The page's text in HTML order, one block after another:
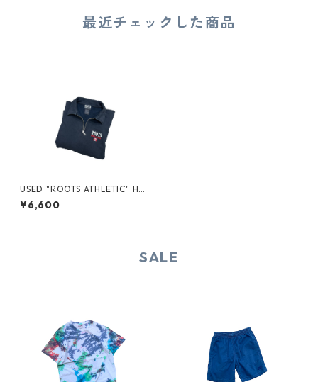
最近チェックした商品
USED "ROOTS ATHLETIC" HA
LF-ZIP SWEAT POLO
¥6,600
SALE